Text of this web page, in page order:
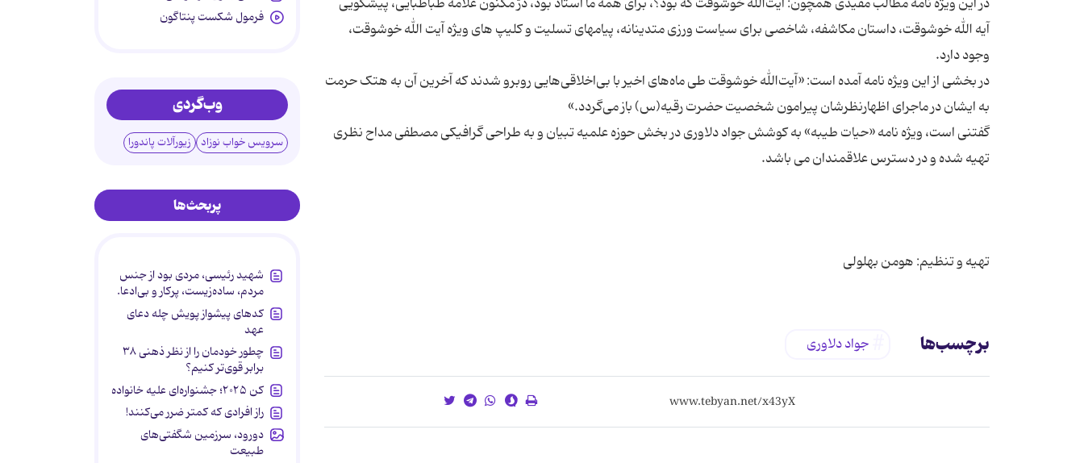
در این ویژه نامه مطالب مفیدی همچون: آیت‌الله خوشوقت که بود؟، برای همه ما استاد بود، درّ مکنون علامه طباطبایی، پیشگویی
آیه الله خوشوقت، داستان مکاشفه، شاخصی برای سیاست ورزی متدینانه، پیامهای تسلیت و کلیپ های ویژه آیت الله خوشوقت،
در بخشی از این ویژه نامه آمده است: «آیت‌الله خوشوقت طی ماه‌های اخیر با بی‌اخلاقی‌هایی روبرو شدند که آخرین آن به هتک حرمت
گفتنی است، ویژه نامه «حیات طیبه» به کوشش جواد دلاوری در بخش حوزه علمیه تبیان و به طراحی گرافیکی مصطفی مداح نظری
تهیه و تنظیم: هومن بهلولی
برچسب‌ها جواد دلاوری
فرمول شکست پنتاگون
وب‌گردی
سرویس خواب نوزاد زیورآلات پاندورا
پربحث‌ها
شهید رئیسی، مردی بود از جنس
مردم، ساده‌زیست، پرکار و بی‌ادعا.
کدهای پیشواز پویش چله دعای
عهد
چطور خودمان را از نظر ذهنی ۳۸
برابر قوی‌تر کنیم؟
کن ۲۰۲۵؛ جشنواره‌ای علیه خانواده
راز افرادی که کمتر ضرر می‌کنند!
دورود، سرزمین شگفتی‌های
طبیعت